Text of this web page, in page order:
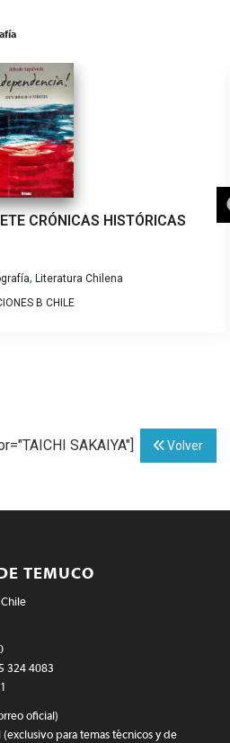
CRÓNICAS HISTÓRICAS
, Literatura Chilena
B CHILE
SAKAIYA"] Volver
TEMUCO
324 4083
oficial)
(exclusivo para temas técnicos y de